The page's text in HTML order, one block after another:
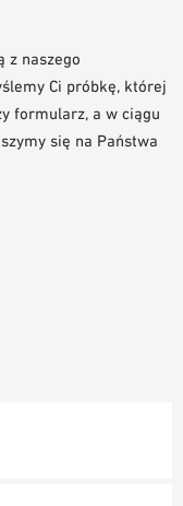
z naszego
Ci próbkę, której
formularz, a w ciągu
się na Państwa